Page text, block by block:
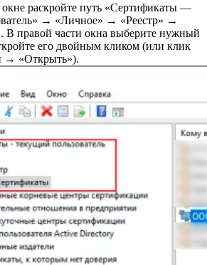
раскройте путь «Сертификаты —
→ «Личное» → «Реестр» →
В правой части окна выберите нужный
его двойным кликом (или клик
→ «Открыть»).